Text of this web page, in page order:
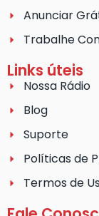
Anunciar
Trabalhe
Links úteis
Nossa Rádio
Blog
Suporte
Políticas de
Termos de